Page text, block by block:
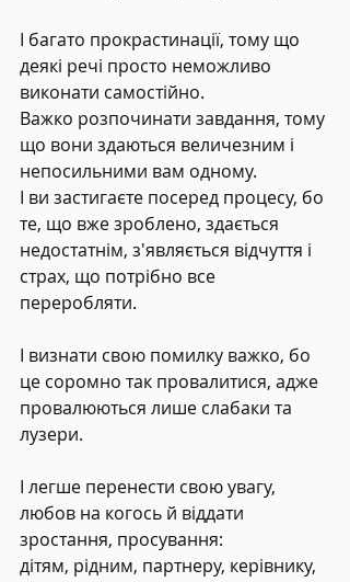
І багато прокрастинації, тому що
деякі речі просто неможливо
виконати самостійно.
Важко розпочинати завдання, тому
що вони здаються величезним і
непосильними вам одному.
І ви застигаєте посеред процесу, бо
те, що вже зроблено, здається
недостатнім, з'являється відчуття і
страх, що потрібно все
переробляти.
І визнати свою помилку важко, бо
це соромно так провалитися, адже
провалюються лише слабаки та
лузери.
І легше перенести свою увагу,
любов на когось й віддати
зростання, просування:
дітям, рідним, партнеру, керівнику,